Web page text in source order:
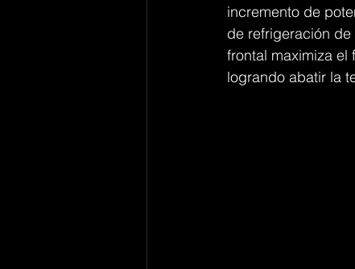
incremento de
de refrigeración
frontal maximiza el
logrando abatir la